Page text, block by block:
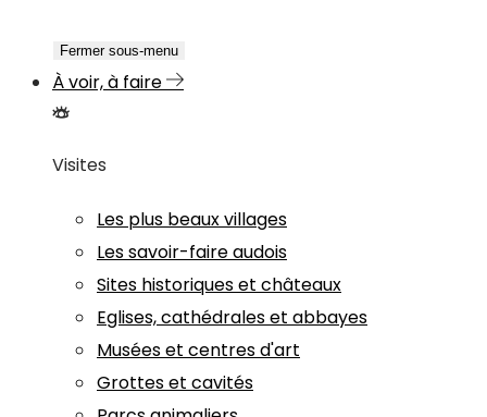
Fermer sous-menu
À voir, à faire
Visites
Les plus beaux villages
Les savoir-faire audois
Sites historiques et châteaux
Eglises, cathédrales et abbayes
Musées et centres d'art
Grottes et cavités